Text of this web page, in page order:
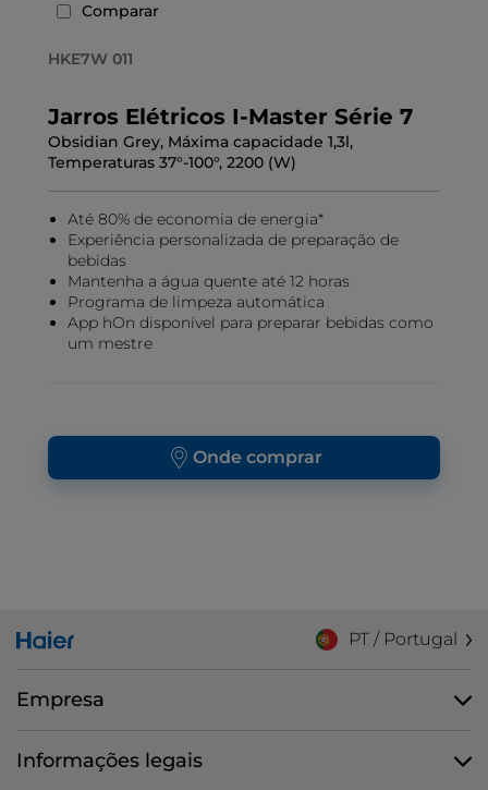
Comparar
HKE7W 011
Jarros Elétricos I-Master Série 7
Obsidian Grey, Máxima capacidade 1,3l,
Temperaturas 37°-100°, 2200 (W)
Até 80% de economia de energia*
Experiência personalizada de preparação de
bebidas
Mantenha a água quente até 12 horas
Programa de limpeza automática
App hOn disponível para preparar bebidas como
um mestre
Onde comprar
PT / Portugal
Empresa
Informações legais